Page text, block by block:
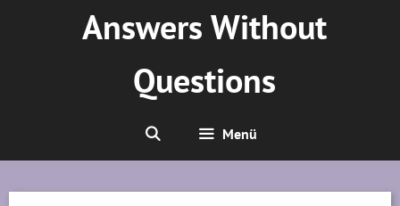
Answers Without
Questions
Menü